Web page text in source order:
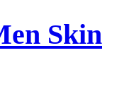
Skin